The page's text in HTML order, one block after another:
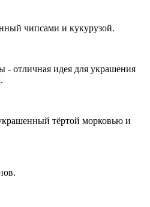
чипсами и кукурузой.
- отличная идея для украшения
.
тёртой морковью и